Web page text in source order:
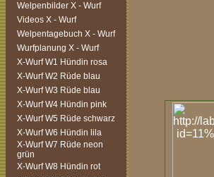
Welpenbilder X - Wurf
Videos X - Wurf
Welpentagebuch X - Wurf
Wurfplanung X - Wurf
X-Wurf W1 Hündin rosa
X-Wurf W2 Rüde blau
X-Wurf W3 Rüde blau
X-Wurf W4 Hündin pink
X-Wurf W5 Rüde schwarz
X-Wurf W6 Hündin lila
X-Wurf W7 Rüde neon
grün
X-Wurf W8 Hündin rot